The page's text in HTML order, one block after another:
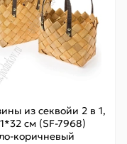
из секвойи 2 в 1,
см (SF-7968)
коричневый